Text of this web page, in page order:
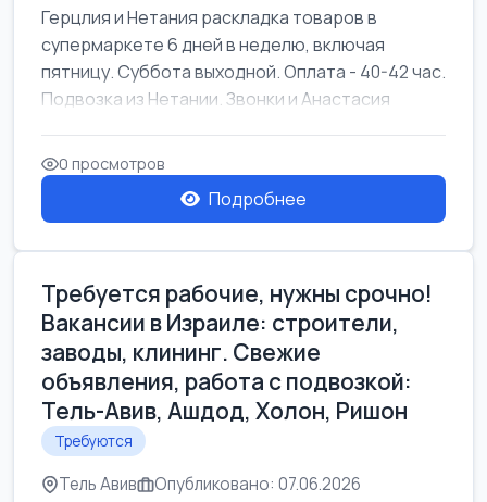
Герцлия и Нетания раскладка товаров в
супермаркете 6 дней в неделю, включая
пятницу. Суббота выходной. Оплата - 40-42 час.
Подвозка из Нетании. Звонки и Анастасия
0 просмотров
Подробнее
Требуется рабочие, нужны срочно!
Вакансии в Израиле: строители,
заводы, клининг. Свежие
объявления, работа с подвозкой:
Тель-Авив, Ашдод, Холон, Ришон
Требуются
Тель Авив Опубликовано: 07.06.2026